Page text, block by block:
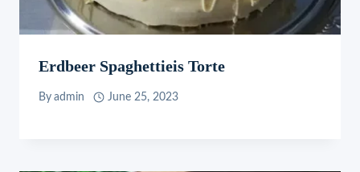
Erdbeer Spaghettieis Torte
By admin June 25, 2023